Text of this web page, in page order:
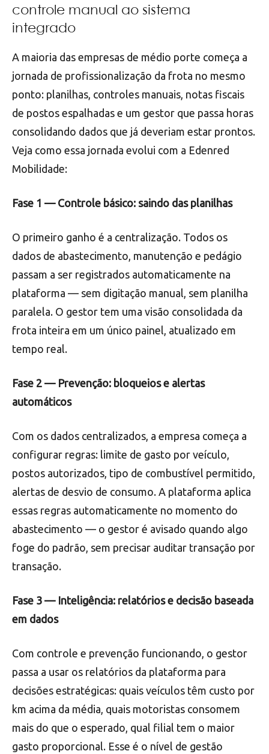
controle manual ao sistema
integrado
A maioria das empresas de médio porte começa a
jornada de profissionalização da frota no mesmo
ponto: planilhas, controles manuais, notas fiscais
de postos espalhadas e um gestor que passa horas
consolidando dados que já deveriam estar prontos.
Veja como essa jornada evolui com a Edenred
Mobilidade:
Fase 1 — Controle básico: saindo das planilhas
O primeiro ganho é a centralização. Todos os
dados de abastecimento, manutenção e pedágio
passam a ser registrados automaticamente na
plataforma — sem digitação manual, sem planilha
paralela. O gestor tem uma visão consolidada da
frota inteira em um único painel, atualizado em
tempo real.
Fase 2 — Prevenção: bloqueios e alertas
automáticos
Com os dados centralizados, a empresa começa a
configurar regras: limite de gasto por veículo,
postos autorizados, tipo de combustível permitido,
alertas de desvio de consumo. A plataforma aplica
essas regras automaticamente no momento do
abastecimento — o gestor é avisado quando algo
foge do padrão, sem precisar auditar transação por
transação.
Fase 3 — Inteligência: relatórios e decisão baseada
em dados
Com controle e prevenção funcionando, o gestor
passa a usar os relatórios da plataforma para
decisões estratégicas: quais veículos têm custo por
km acima da média, quais motoristas consomem
mais do que o esperado, qual filial tem o maior
gasto proporcional. Esse é o nível de gestão